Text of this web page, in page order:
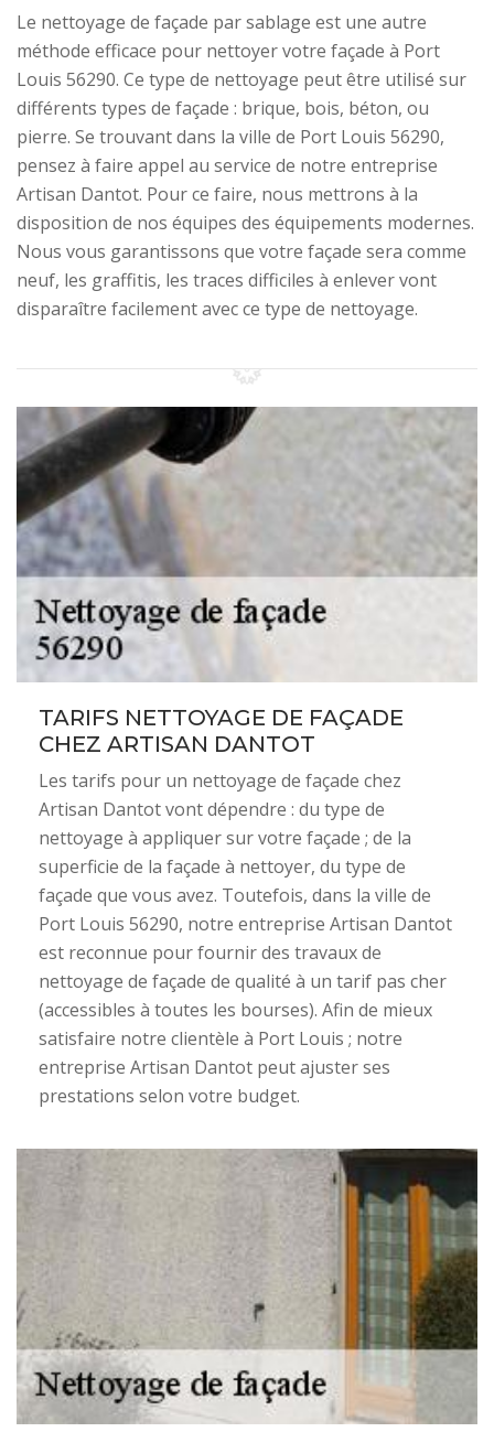
Le nettoyage de façade par sablage est une autre
méthode efficace pour nettoyer votre façade à Port
Louis 56290. Ce type de nettoyage peut être utilisé sur
différents types de façade : brique, bois, béton, ou
pierre. Se trouvant dans la ville de Port Louis 56290,
pensez à faire appel au service de notre entreprise
Artisan Dantot. Pour ce faire, nous mettrons à la
disposition de nos équipes des équipements modernes.
Nous vous garantissons que votre façade sera comme
neuf, les graffitis, les traces difficiles à enlever vont
disparaître facilement avec ce type de nettoyage.
TARIFS NETTOYAGE DE FAÇADE
CHEZ ARTISAN DANTOT
Les tarifs pour un nettoyage de façade chez
Artisan Dantot vont dépendre : du type de
nettoyage à appliquer sur votre façade ; de la
superficie de la façade à nettoyer, du type de
façade que vous avez. Toutefois, dans la ville de
Port Louis 56290, notre entreprise Artisan Dantot
est reconnue pour fournir des travaux de
nettoyage de façade de qualité à un tarif pas cher
(accessibles à toutes les bourses). Afin de mieux
satisfaire notre clientèle à Port Louis ; notre
entreprise Artisan Dantot peut ajuster ses
prestations selon votre budget.